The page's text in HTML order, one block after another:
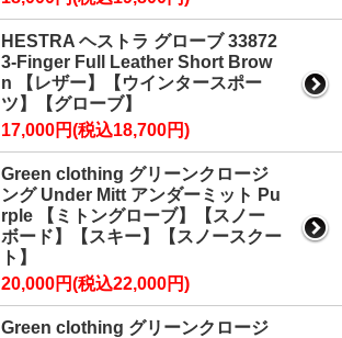
HESTRA ヘストラ グローブ 33872
3-Finger Full Leather Short Brow
n 【レザー】【ウインタースポー
ツ】【グローブ】
17,000円(税込18,700円)
Green clothing グリーンクロージ
ング Under Mitt アンダーミット Pu
rple 【ミトングローブ】【スノー
ボード】【スキー】【スノースクー
ト】
20,000円(税込22,000円)
Green clothing グリーンクロージ